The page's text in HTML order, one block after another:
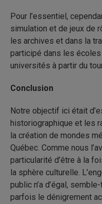
Pour l’essentiel,
simulation et de jeux de
les archives et dans la
participé dans les
universités à partir du
Conclusion
Notre objectif ici était
historiographique et les
la création de mondes
Québec. Comme nous
particularité d’être à la
la sphère culturelle.
public n’a d’égal,
parfois le dénigrement